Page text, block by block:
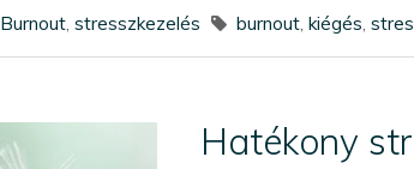
Burnout, stresszkezelés burnout, kiégés,
Hatékony